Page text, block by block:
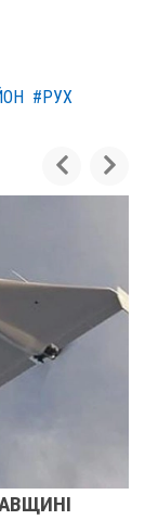
#РУХ
ПОЛТАВЩИНІ